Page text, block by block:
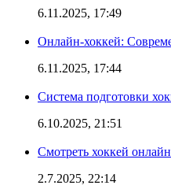
6.11.2025, 17:49
Онлайн-хоккей:
6.11.2025, 17:44
Система подготовки
6.10.2025, 21:51
Смотреть хоккей
2.7.2025, 22:14